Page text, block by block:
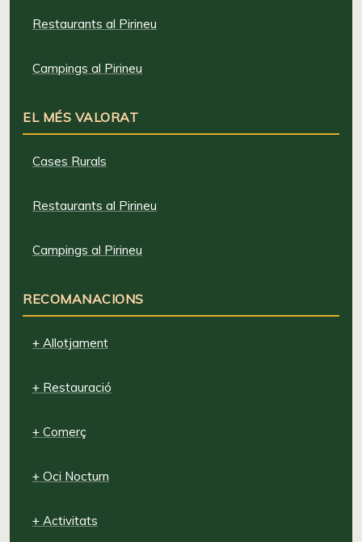
Restaurants al Pirineu
Campings al Pirineu
EL MÉS VALORAT
Cases Rurals
Restaurants al Pirineu
Campings al Pirineu
RECOMANACIONS
+ Allotjament
+ Restauració
+ Comerç
+ Oci Nocturn
+ Activitats